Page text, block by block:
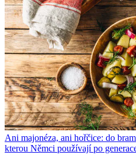
Ani majonéza, ani hořčice: do
kterou Němci používají po